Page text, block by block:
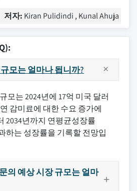
저자: Kiran Pulidindi , Kunal Ahuja
모는 얼마나 됩니까?
모는 2024년에 17억 미국 달러
감미료에 대한 수요 증가에
2034년까지 연평균성장률
하는 성장률을 기록할 전망입
의 예상 시장 규모는 얼마